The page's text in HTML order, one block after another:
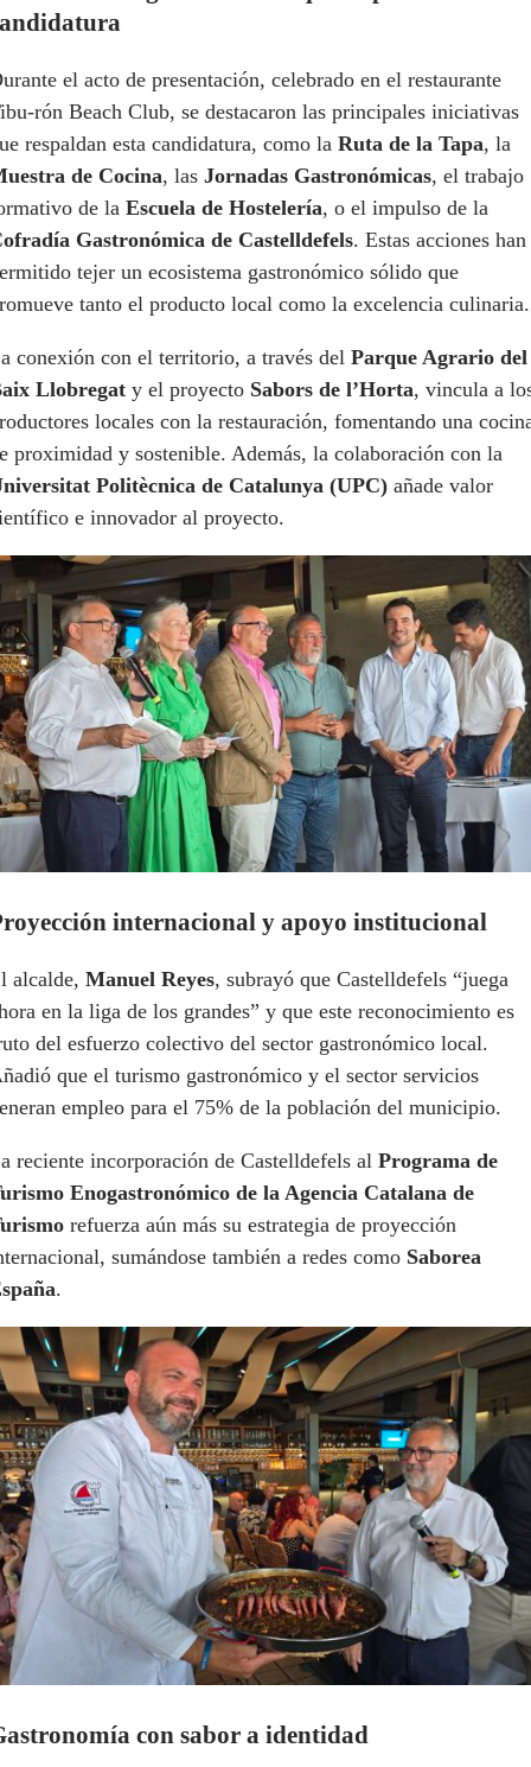
el acto de presentación, celebrado en el restaurante
rón Beach Club, se destacaron las principales iniciativas
respaldan esta candidatura, como la Ruta de la Tapa, la
de Cocina, las Jornadas Gastronómicas, el trabajo
de la Escuela de Hostelería, o el impulso de la
Gastronómica de Castelldefels. Estas acciones han
tejer un ecosistema gastronómico sólido que
tanto el producto local como la excelencia culinaria.
conexión con el territorio, a través del Parque Agrario del
Llobregat y el proyecto Sabors de l’Horta, vincula a
locales con la restauración, fomentando una
proximidad y sostenible. Además, la colaboración con la
Politècnica de Catalunya (UPC) añade valor
e innovador al proyecto.
internacional y apoyo institucional
alcalde, Manuel Reyes, subrayó que Castelldefels “juega
en la liga de los grandes” y que este reconocimiento es
del esfuerzo colectivo del sector gastronómico local.
que el turismo gastronómico y el sector servicios
empleo para el 75% de la población del municipio.
reciente incorporación de Castelldefels al Programa de
Enogastronómico de la Agencia Catalana de
refuerza aún más su estrategia de proyección
sumándose también a redes como Saborea
.
con sabor a identidad